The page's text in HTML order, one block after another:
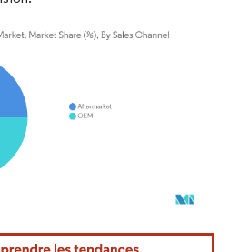
nécessite une attribution sous CC BY